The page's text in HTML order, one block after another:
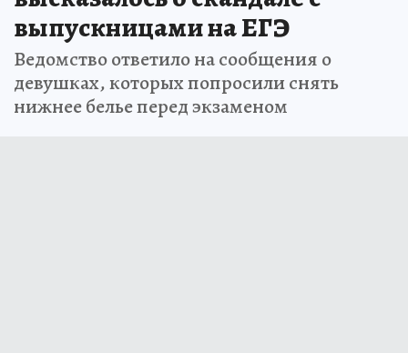
выпускницами на ЕГЭ
Ведомство ответило на сообщения о
девушках, которых попросили снять
нижнее белье перед экзаменом